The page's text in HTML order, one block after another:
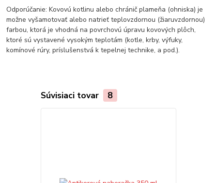
Odporúčanie: Kovovú kotlinu alebo chránič plameňa (ohniska) je
možne vyšamotovať alebo natrieť teplovzdornou (žiaruvzdornou)
farbou, ktorá je vhodná na povrchovú úpravu kovových plôch,
ktoré sú vystavené vysokým teplotám (kotle, krby, výfuky,
komínové rúry, príslušenstvá k tepelnej technike, a pod.).
Súvisiaci tovar 8